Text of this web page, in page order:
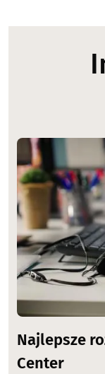
Image
Najlepsze
Center